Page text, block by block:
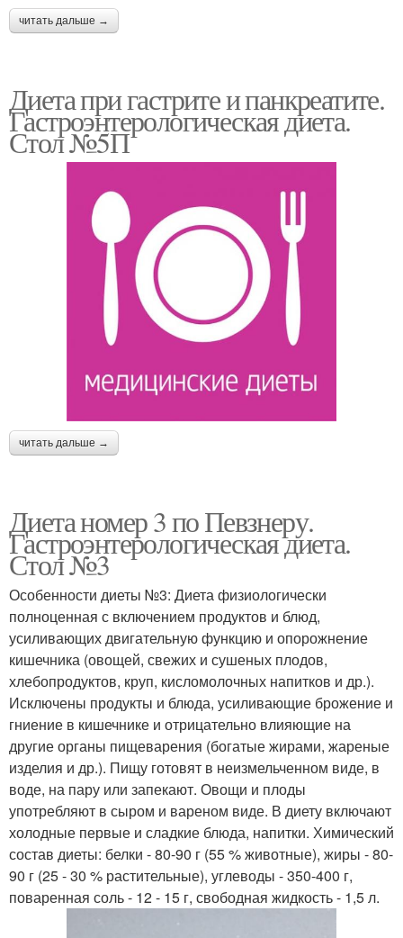
читать дальше →
Диета при гастрите и панкреатите.
Гастроэнтерологическая диета.
Стол №5П
читать дальше →
Диета номер 3 по Певзнеру.
Гастроэнтерологическая диета.
Стол №3
Особенности диеты №3: Диета физиологически
полноценная с включением продуктов и блюд,
усиливающих двигательную функцию и опорожнение
кишечника (овощей, свежих и сушеных плодов,
хлебопродуктов, круп, кисломолочных напитков и др.).
Исключены продукты и блюда, усиливающие брожение и
гниение в кишечнике и отрицательно влияющие на
другие органы пищеварения (богатые жирами, жареные
изделия и др.). Пищу готовят в неизмельченном виде, в
воде, на пару или запекают. Овощи и плоды
употребляют в сыром и вареном виде. В диету включают
холодные первые и сладкие блюда, напитки. Химический
состав диеты: белки - 80-90 г (55 % животные), жиры - 80-
90 г (25 - 30 % растительные), углеводы - 350-400 г,
поваренная соль - 12 - 15 г, свободная жидкость - 1,5 л.